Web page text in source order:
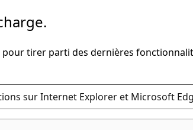
tirer parti des dernières
sur Internet Explorer et Microsoft